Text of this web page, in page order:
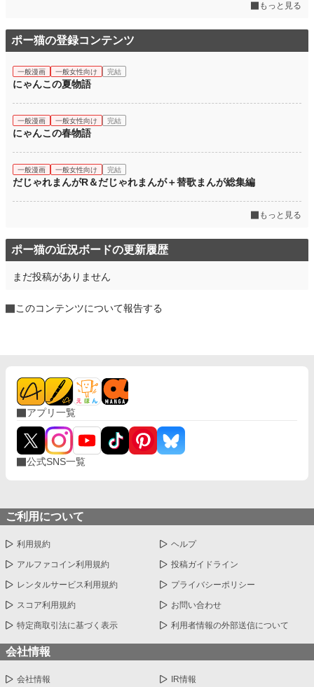
もっと見る
ポー猫の登録コンテンツ
一般漫画 一般女性向け 完結
にゃんこの夏物語
一般漫画 一般女性向け 完結
にゃんこの春物語
一般漫画 一般女性向け 完結
だじゃれまんがR＆だじゃれまんが＋替歌まんが総集編
もっと見る
ポー猫の近況ボードの更新履歴
まだ投稿がありません
このコンテンツについて報告する
アプリ一覧
公式SNS一覧
ご利用について
利用規約 ヘルプ
アルファコイン利用規約 投稿ガイドライン
レンタルサービス利用規約 プライバシーポリシー
スコア利用規約 お問い合わせ
特定商取引法に基づく表示 利用者情報の外部送信について
会社情報
会社情報 IR情報